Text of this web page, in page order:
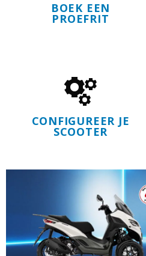
BOEK EEN
PROEFRIT
CONFIGUREER JE
SCOOTER